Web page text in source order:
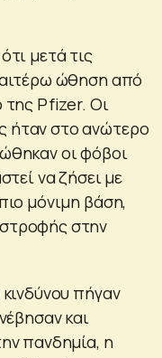
μετά τις
ώθηση από
της Pfizer. Οι
ήταν στο ανώτερο
οι φόβοι
να ζήσει με
μόνιμη βάση,
στην
πήγαν
και
πανδημία, η